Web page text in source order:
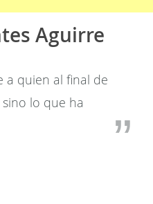
Aguirre
a quien al final de
lo que ha